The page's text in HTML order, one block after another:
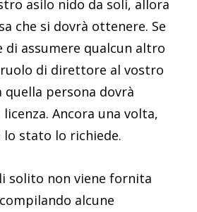
asilo nido da soli, allora
che si dovrà ottenere. Se
di assumere qualcun altro
di direttore al vostro
quella persona dovrà
Ancora una volta,
lo stato lo richiede.
solito non viene fornita
alcune